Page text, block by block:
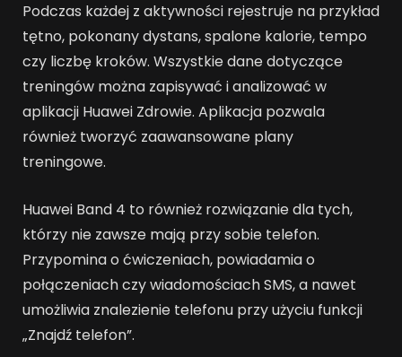
Podczas każdej z aktywności rejestruje na przykład
tętno, pokonany dystans, spalone kalorie, tempo
czy liczbę kroków. Wszystkie dane dotyczące
treningów można zapisywać i analizować w
aplikacji Huawei Zdrowie. Aplikacja pozwala
również tworzyć zaawansowane plany
treningowe.
Huawei Band 4 to również rozwiązanie dla tych,
którzy nie zawsze mają przy sobie telefon.
Przypomina o ćwiczeniach, powiadamia o
połączeniach czy wiadomościach SMS, a nawet
umożliwia znalezienie telefonu przy użyciu funkcji
„Znajdź telefon”.